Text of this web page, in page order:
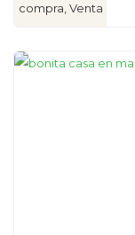
compra, Venta